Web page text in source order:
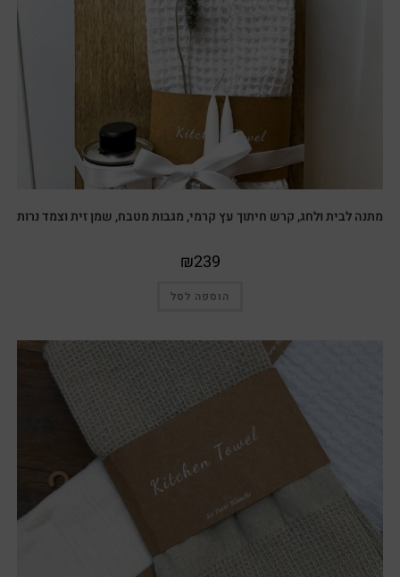
מתנה לבית ולחג, קרש חיתוך עץ קרמי, מגבות מטבח, שמן זית וצמד נרות
₪239
הוספה לסל